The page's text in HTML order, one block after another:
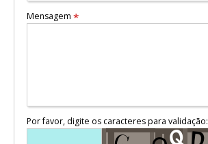
Mensagem *
Por favor, digite os caracteres para validação: